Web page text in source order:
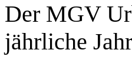
Der MGV
jährliche